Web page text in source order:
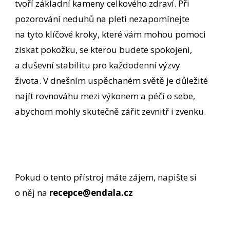
tvoří základní kameny celkového zdraví. Při
pozorování neduhů na pleti nezapomínejte
na tyto klíčové kroky, které vám mohou pomoci
získat pokožku, se kterou budete spokojeni,
a duševní stabilitu pro každodenní výzvy
života. V dnešním uspěchaném světě je důležité
najít rovnováhu mezi výkonem a péčí o sebe,
abychom mohly skutečně zářit zevnitř i zvenku.
Pokud o tento přístroj máte zájem, napište si
o něj na recepce@endala.cz